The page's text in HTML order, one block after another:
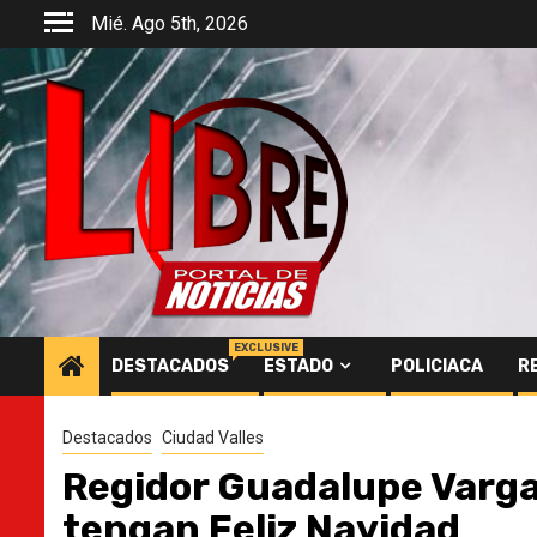
Saltar
contenido
Mié. Ago 5th, 2026
DESTACADOS
EXCLUSIVE
ESTADO POLICIACA
Destacados Ciudad Valles
Regidor Guadalupe